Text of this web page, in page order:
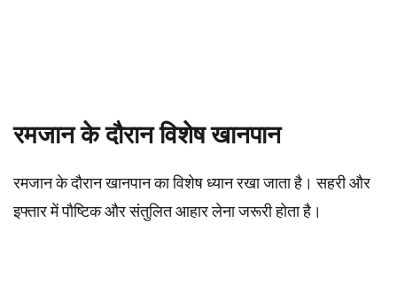
रमजान के दौरान विशेष खानपान
रमजान के दौरान खानपान का विशेष ध्यान रखा जाता है। सहरी और
इफ्तार में पौष्टिक और संतुलित आहार लेना जरूरी होता है।